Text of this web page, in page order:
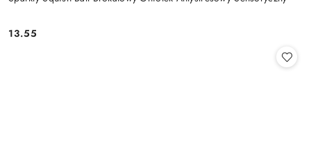
Cena:
13.55